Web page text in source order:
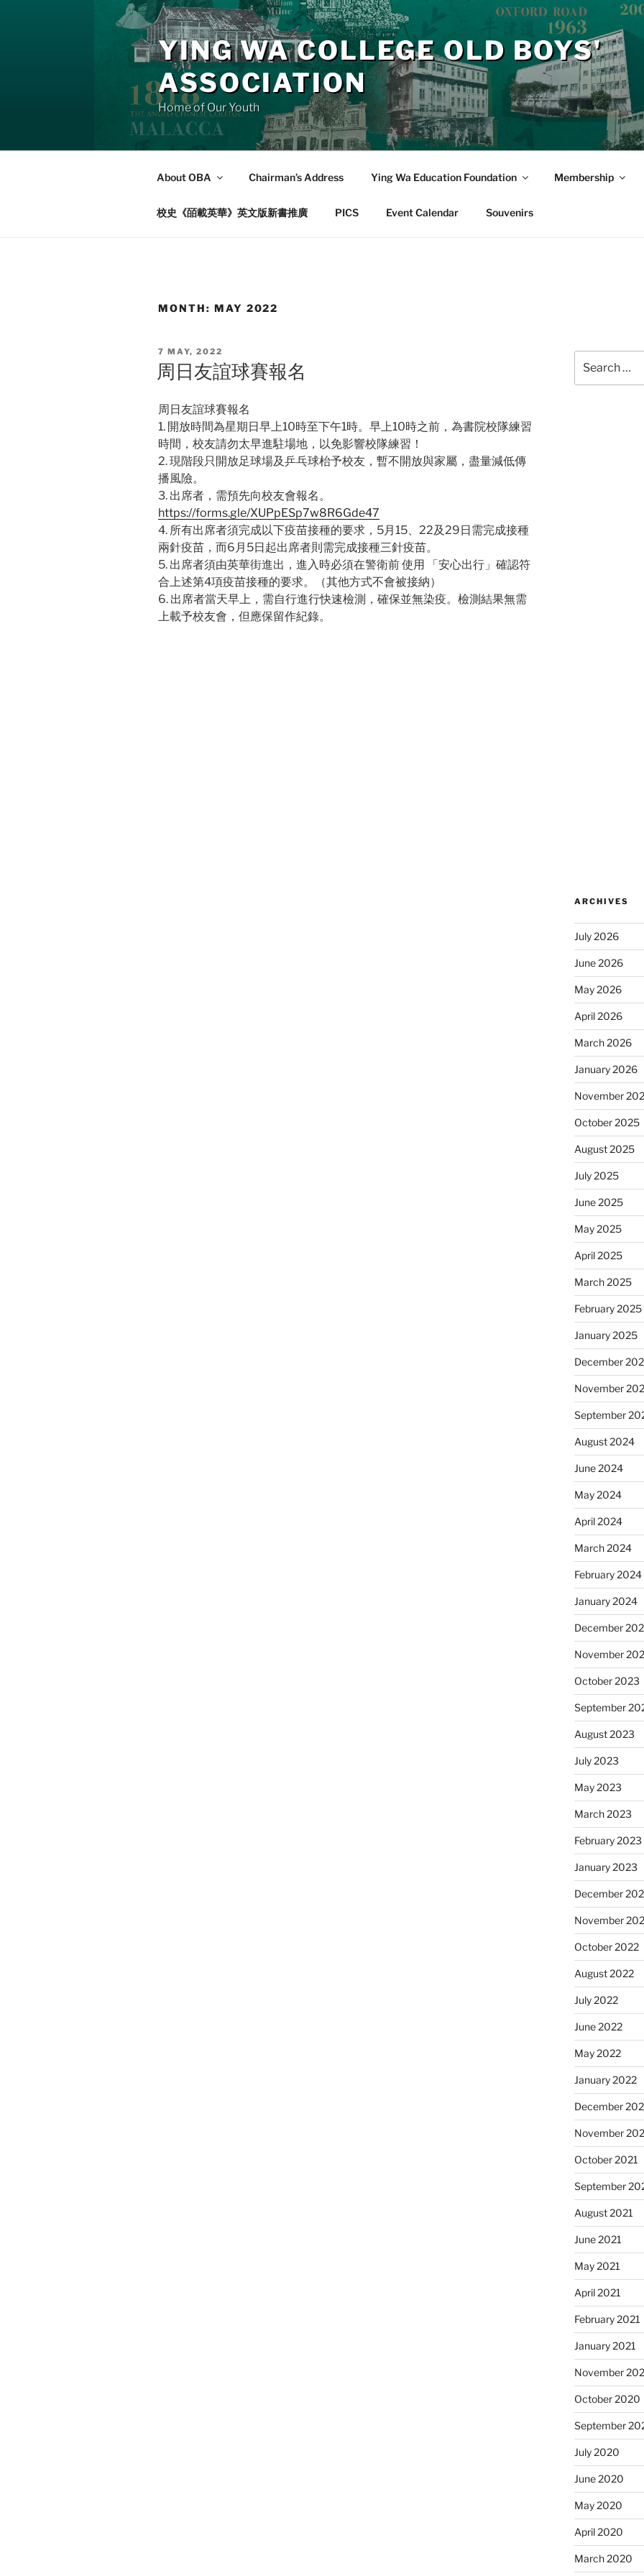
YING WA COLLEGE OLD BOYS'
ASSOCIATION
Home of Our Youth
About OBA Chairman’s Address Ying Wa Education Foundation Membership
校史《皕載英華》英文版新書推廣 PICS Event Calendar Souvenirs
MONTH: MAY 2022
POSTED
ON
7 MAY, 2022
周日友誼球賽報名
周日友誼球賽報名
1. 開放時間為星期日早上10時至下午1時。早上10時之前，為書院校隊練習
時間，校友請勿太早進駐場地，以免影響校隊練習！
2. 現階段只開放足球場及乒乓球枱予校友，暫不開放與家屬，盡量減低傳
播風險。
3. 出席者，需預先向校友會報名。
https://forms.gle/XUPpESp7w8R6Gde47
4. 所有出席者須完成以下疫苗接種的要求，5月15、22及29日需完成接種
兩針疫苗，而6月5日起出席者則需完成接種三針疫苗。
5. 出席者須由英華街進出，進入時必須在警衛前 使用 「安心出行」確認符
合上述第4項疫苗接種的要求。（其他方式不會被接納）
6. 出席者當天早上，需自行進行快速檢測，確保並無染疫。檢測結果無需
上載予校友會，但應保留作紀錄。
for:
ARCHIVES
July 2026
June 2026
May 2026
April 2026
March 2026
January 2026
November
October 2025
August 2025
July 2025
June 2025
May 2025
April 2025
March 2025
February 2025
January 2025
December
November
September
August 2024
June 2024
May 2024
April 2024
March 2024
February 2024
January 2024
December
November
October 2023
September
August 2023
July 2023
May 2023
March 2023
February 2023
January 2023
December
November
October 2022
August 2022
July 2022
June 2022
May 2022
January 2022
December
November
October 2021
September
August 2021
June 2021
May 2021
April 2021
February 2021
January 2021
November
October 2020
September
July 2020
June 2020
May 2020
April 2020
March 2020